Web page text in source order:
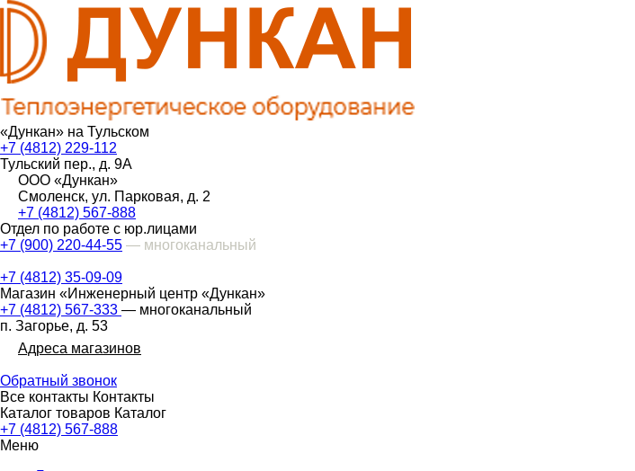
«Дункан» на Тульском
+7 (4812) 229-112
Тульский пер., д. 9А
ООО «Дункан»
Смоленск, ул. Парковая, д. 2
+7 (4812) 567-888
Отдел по работе с юр.лицами
+7 (900) 220-44-55 — многоканальный
+7 (4812) 35-09-09
Магазин «Инженерный центр «Дункан»
+7 (4812) 567-333 — многоканальный
п. Загорье, д. 53
Адреса магазинов
Обратный звонок
Все контакты Контакты
Каталог товаров Каталог
+7 (4812) 567-888
Меню